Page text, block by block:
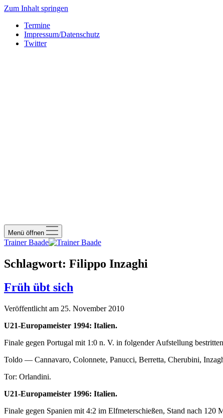
Zum Inhalt springen
Termine
Impressum/Datenschutz
Twitter
Menü öffnen
Trainer Baade
Schlagwort: Filippo Inzaghi
Früh übt sich
Veröffentlicht am 25. November 2010
U21-Europameister 1994: Italien.
Finale gegen Portugal mit 1:0 n. V. in folgender Aufstellung
Toldo — Cannavaro, Colonnete, Panucci, Berretta, Cherubini,
Tor: Orlandini.
U21-Europameister 1996: Italien.
Finale gegen Spanien mit 4:2 im Elfmeterschießen, Stand nach